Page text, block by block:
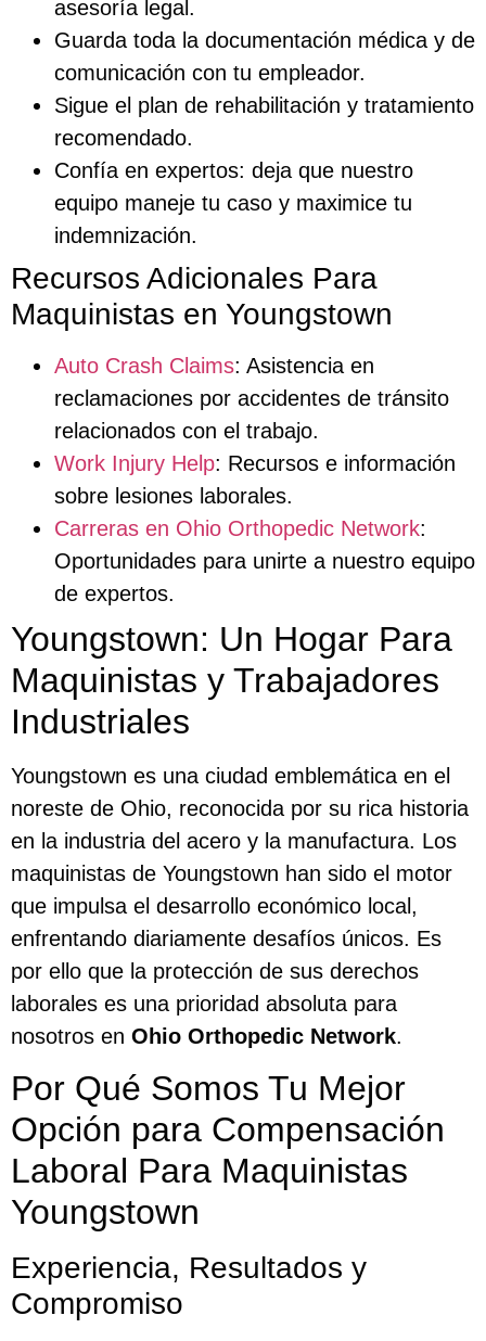
asesoría legal.
Guarda toda la documentación médica y de
comunicación con tu empleador.
Sigue el plan de rehabilitación y tratamiento
recomendado.
Confía en expertos: deja que nuestro
equipo maneje tu caso y maximice tu
indemnización.
Recursos Adicionales Para
Maquinistas en Youngstown
Auto Crash Claims: Asistencia en
reclamaciones por accidentes de tránsito
relacionados con el trabajo.
Work Injury Help: Recursos e información
sobre lesiones laborales.
Carreras en Ohio Orthopedic Network:
Oportunidades para unirte a nuestro equipo
de expertos.
Youngstown: Un Hogar Para
Maquinistas y Trabajadores
Industriales
Youngstown es una ciudad emblemática en el
noreste de Ohio, reconocida por su rica historia
en la industria del acero y la manufactura. Los
maquinistas de Youngstown han sido el motor
que impulsa el desarrollo económico local,
enfrentando diariamente desafíos únicos. Es
por ello que la protección de sus derechos
laborales es una prioridad absoluta para
nosotros en Ohio Orthopedic Network.
Por Qué Somos Tu Mejor
Opción para Compensación
Laboral Para Maquinistas
Youngstown
Experiencia, Resultados y
Compromiso